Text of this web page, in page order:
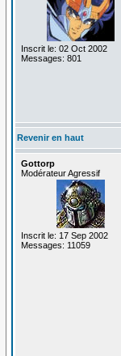
Inscrit le: 02 Oct 2002
Messages: 801
Revenir en haut
Gottorp
Modérateur Agressif
Inscrit le: 17 Sep 2002
Messages: 11059